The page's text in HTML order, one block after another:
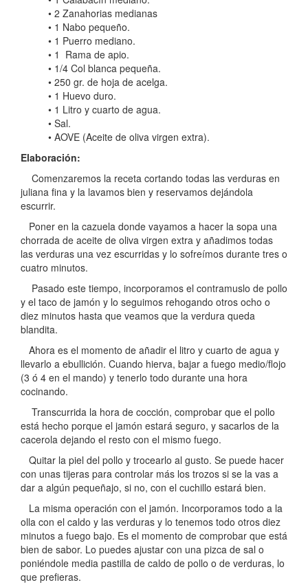
• 2 Zanahorias medianas
• 1 Nabo pequeño.
• 1 Puerro mediano.
• 1 Rama de apio.
• 1/4 Col blanca pequeña.
• 250 gr. de hoja de acelga.
• 1 Huevo duro.
• 1 Litro y cuarto de agua.
• Sal.
• AOVE (Aceite de oliva virgen extra).
Elaboración:
Comenzaremos la receta cortando todas las verduras en
juliana fina y la lavamos bien y reservamos dejándola
escurrir.
Poner en la cazuela donde vayamos a hacer la sopa una
chorrada de aceite de oliva virgen extra y añadimos todas
las verduras una vez escurridas y lo sofreímos durante tres o
cuatro minutos.
Pasado este tiempo, incorporamos el contramuslo de pollo
y el taco de jamón y lo seguimos rehogando otros ocho o
diez minutos hasta que veamos que la verdura queda
blandita.
Ahora es el momento de añadir el litro y cuarto de agua y
llevarlo a ebullición. Cuando hierva, bajar a fuego medio/flojo
(3 ó 4 en el mando) y tenerlo todo durante una hora
cocinando.
Transcurrida la hora de cocción, comprobar que el pollo
está hecho porque el jamón estará seguro, y sacarlos de la
cacerola dejando el resto con el mismo fuego.
Quitar la piel del pollo y trocearlo al gusto. Se puede hacer
con unas tijeras para controlar más los trozos si se la vas a
dar a algún pequeñajo, si no, con el cuchillo estará bien.
La misma operación con el jamón. Incorporamos todo a la
olla con el caldo y las verduras y lo tenemos todo otros diez
minutos a fuego bajo. Es el momento de comprobar que está
bien de sabor. Lo puedes ajustar con una pizca de sal o
poniéndole media pastilla de caldo de pollo o de verduras, lo
que prefieras.